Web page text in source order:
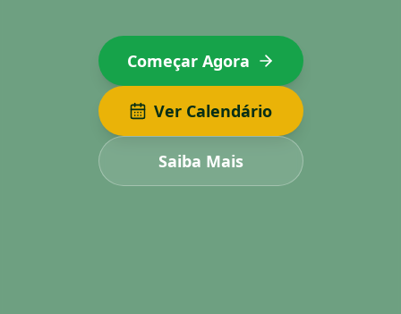
Começar Agora
Ver Calendário
Saiba Mais